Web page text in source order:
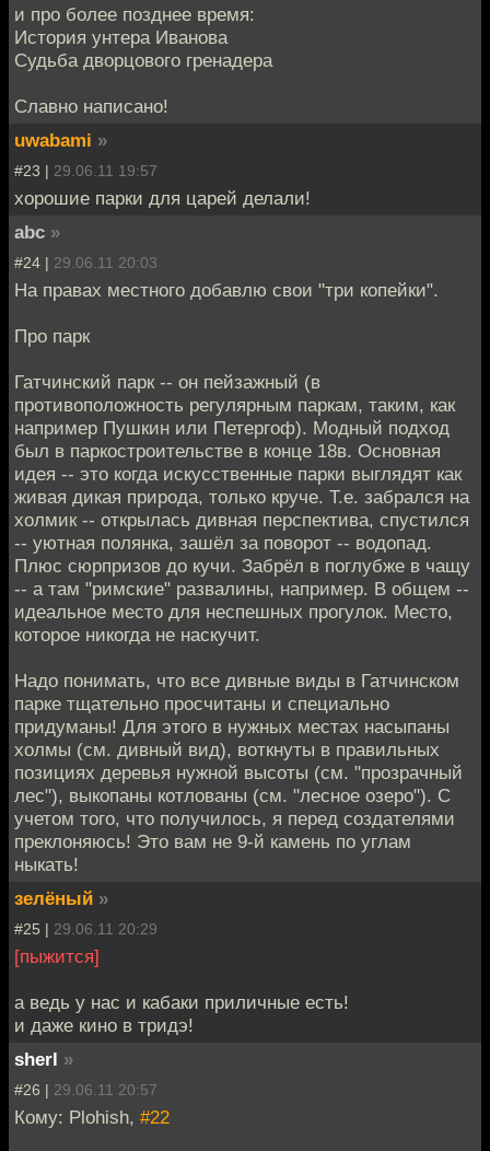
и про более позднее время:
История унтера Иванова
Судьба дворцового гренадера
Славно написано!
uwabami »
#23 | 29.06.11 19:57
хорошие парки для царей делали!
abc »
#24 | 29.06.11 20:03
На правах местного добавлю свои "три копейки".
Про парк
Гатчинский парк -- он пейзажный (в
противоположность регулярным паркам, таким, как
например Пушкин или Петергоф). Модный подход
был в паркостроительстве в конце 18в. Основная
идея -- это когда искусственные парки выглядят как
живая дикая природа, только круче. Т.е. забрался на
холмик -- открылась дивная перспектива, спустился
-- уютная полянка, зашёл за поворот -- водопад.
Плюс сюрпризов до кучи. Забрёл в поглубже в чащу
-- а там "римские" развалины, например. В общем --
идеальное место для неспешных прогулок. Место,
которое никогда не наскучит.
Надо понимать, что все дивные виды в Гатчинском
парке тщательно просчитаны и специально
придуманы! Для этого в нужных местах насыпаны
холмы (см. дивный вид), воткнуты в правильных
позициях деревья нужной высоты (см. "прозрачный
лес"), выкопаны котлованы (см. "лесное озеро"). С
учетом того, что получилось, я перед создателями
преклоняюсь! Это вам не 9-й камень по углам
ныкать!
зелёный »
#25 | 29.06.11 20:29
[пыжится]
а ведь у нас и кабаки приличные есть!
и даже кино в тридэ!
sherl »
#26 | 29.06.11 20:57
Кому: Plohish, #22